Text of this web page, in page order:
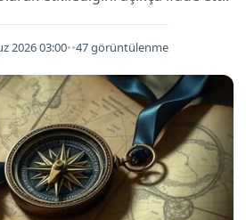
2026 03:00••47 görüntülenme